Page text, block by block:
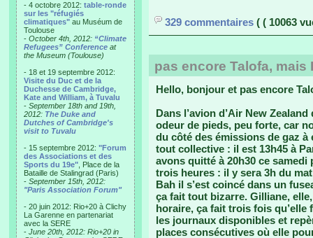
- 4 octobre 2012: table-ronde
sur les "réfugiés
climatiques" au Muséum de
Toulouse
- October 4th, 2012: “Climate
Refugees” Conference at
the Museum (Toulouse)
- 18 et 19 septembre 2012:
Visite du Duc et de la
Duchesse de Cambridge,
Kate and William, à Tuvalu
- September 18th and 19th,
2012: The Duke and
Dutches of Cambridge's
visit to Tuvalu
- 15 septembre 2012: "Forum
des Associations et des
Sports du 19e" , Place de la
Bataille de Stalingrad (Paris)
- September 15th, 2012:
"Paris Association Forum"
- 20 juin 2012: Rio+20 à Clichy
La Garenne en partenariat
avec la SERE
- June 20th, 2012: Rio+20 in
329 commentaires ( ( 10063
pas encore Talofa, mais
Hello, bonjour et pas encore
Dans l’avion d’Air New
odeur de pieds, peu forte, car
du côté des émissions de gaz
tout collective : il est 13h45 à
avons quitté à 20h30 ce
trois heures : il y sera 3h du
Bah il s’est coincé dans un
ça fait tout bizarre. Gilliane,
horaire, ça fait trois fois qu’elle
les journaux disponibles et
places consécutives où elle